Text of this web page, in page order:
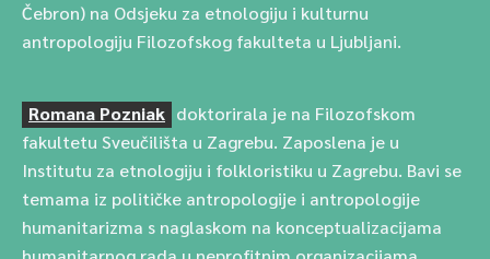
Čebron) na Odsjeku za etnologiju i kulturnu
antropologiju Filozofskog fakulteta u Ljubljani.
Romana Pozniak doktorirala je na Filozofskom
fakultetu Sveučilišta u Zagrebu. Zaposlena je u
Institutu za etnologiju i folkloristiku u Zagrebu. Bavi se
temama iz političke antropologije i antropologije
humanitarizma s naglaskom na konceptualizacijama